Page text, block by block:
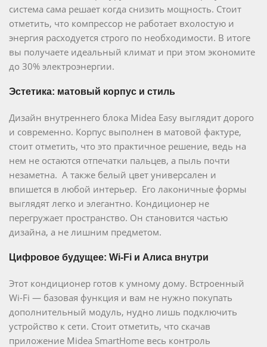
система сама решает когда снизить мощность. Стоит
отметить, что компрессор не работает вхолостую и
энергия расходуется строго по необходимости. В итоге
вы получаете идеальный климат и при этом экономите
до 30% электроэнергии.
Эстетика: матовый корпус и стиль
Дизайн внутреннего блока Midea Easy выглядит дорого
и современно. Корпус выполнен в матовой фактуре,
стоит отметить, что это практичное решение, ведь на
нем не остаются отпечатки пальцев, а пыль почти
незаметна. А также белый цвет универсален и
впишется в любой интерьер. Его лаконичные формы
выглядят легко и элегантно. Кондиционер не
перегружает пространство. Он становится частью
дизайна, а не лишним предметом.
Цифровое будущее: Wi-Fi и Алиса внутри
Этот кондиционер готов к умному дому. Встроенный
Wi-Fi — базовая функция и вам не нужно покупать
дополнительный модуль, нудно лишь подключить
устройство к сети. Стоит отметить, что скачав
приложение Midea SmartHome весь контроль